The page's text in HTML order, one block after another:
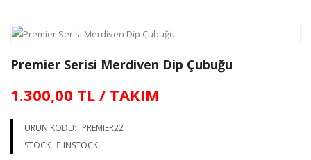
Premier Serisi Merdiven Dip Çubuğu
1.300,00 TL / TAKIM
ÜRÜN KODU: PREMIER22
STOCK
INSTOCK